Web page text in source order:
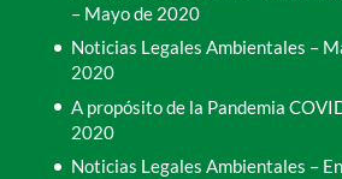
– Mayo de 2020
Noticias Legales Ambientales –
2020
A propósito de la Pandemia
2020
Noticias Legales Ambientales –